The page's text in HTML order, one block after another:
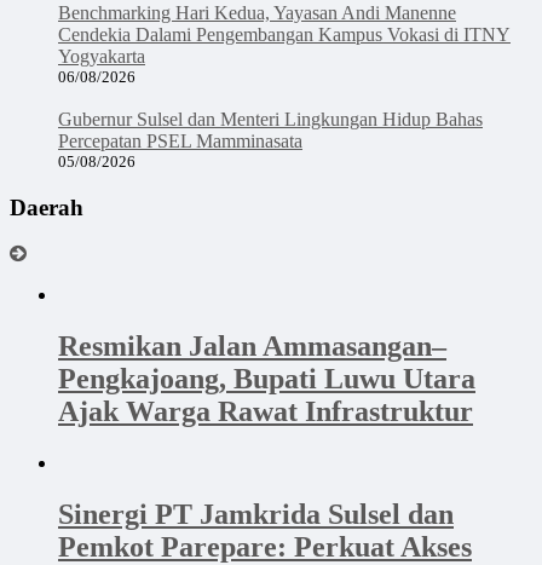
Benchmarking Hari Kedua, Yayasan Andi Manenne
Cendekia Dalami Pengembangan Kampus Vokasi di ITNY
Yogyakarta
06/08/2026
Gubernur Sulsel dan Menteri Lingkungan Hidup Bahas
Percepatan PSEL Mamminasata
05/08/2026
Daerah
Resmikan Jalan Ammasangan–
Pengkajoang, Bupati Luwu Utara
Ajak Warga Rawat Infrastruktur
Sinergi PT Jamkrida Sulsel dan
Pemkot Parepare: Perkuat Akses